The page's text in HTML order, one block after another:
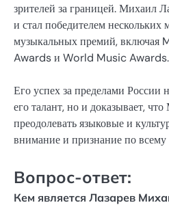
зрителей за границей. Михаил
и стал победителем
музыкальных премий, включая
Awards и World Music Awards.
Его успех за пределами России
его талант, но и доказывает,
преодолевать языковые и
внимание и признание по
Вопрос-ответ:
Кем является Лазарев